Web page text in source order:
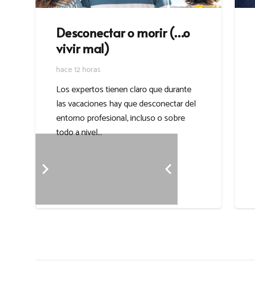
Desconectar o morir (…o
vivir mal)
hace 12 horas
Los expertos tienen claro que durante
las vacaciones hay que desconectar del
entorno profesional, incluso o sobre
todo a nivel…